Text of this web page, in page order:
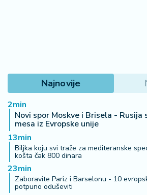
Najnovije
2min
Novi spor Moskve i Brisela -
mesa iz Evropske unije
13min
Biljka koju svi traže za mediteranske
košta čak 800 dinara
23min
Zaboravite Pariz i Barselonu - 10
potpuno oduševiti